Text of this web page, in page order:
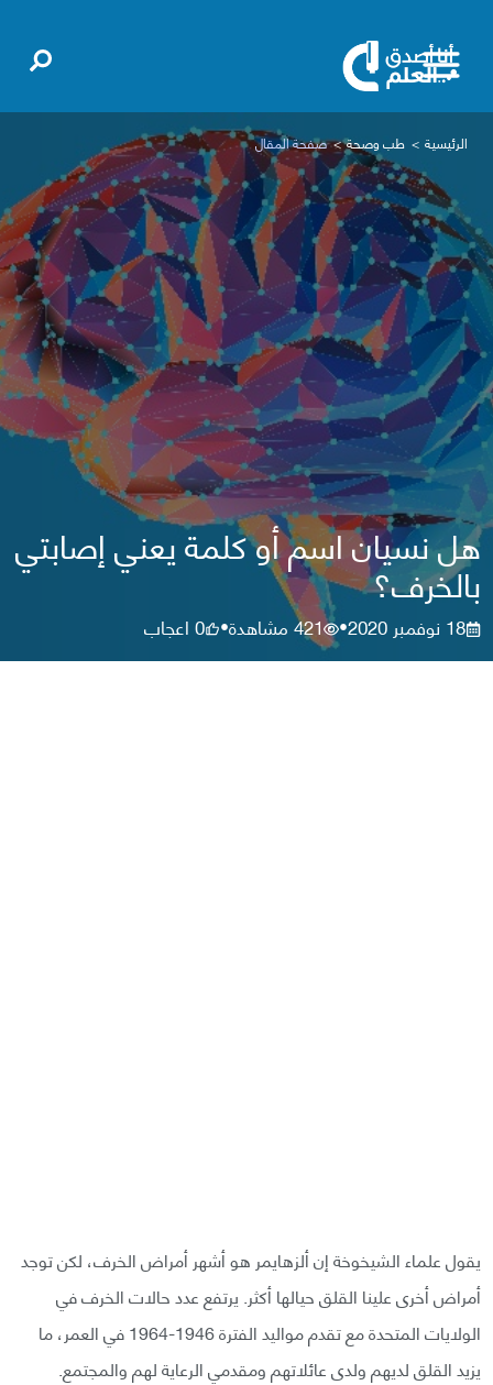
الرئيسية طب وصحة صفحة المقال
هل نسيان اسم أو كلمة يعني إصابتي
بالخرف؟
18 نوفمبر 2020 •
421مشاهدة•
0اعجاب
يقول علماء الشيخوخة إن ألزهايمر هو أشهر أمراض الخرف، لكن توجد
أمراض أخرى علينا القلق حيالها أكثر. يرتفع عدد حالات الخرف في
الولايات المتحدة مع تقدم مواليد الفترة 1946-1964 في العمر، ما
يزيد القلق لديهم ولدى عائلاتهم ومقدمي الرعاية لهم والمجتمع.